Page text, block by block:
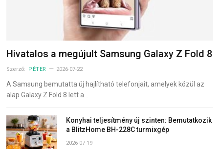
Hivatalos a megújult Samsung Galaxy Z Fold 8
Szerző: PÉTER 2026-07-22
A Samsung bemutatta új hajlítható telefonjait, amelyek közül az
alap Galaxy Z Fold 8 lett a…
Konyhai teljesítmény új szinten: Bemutatkozik
a BlitzHome BH-228C turmixgép
2026-07-19